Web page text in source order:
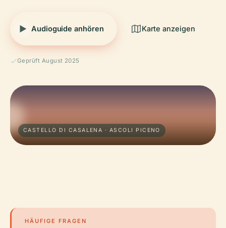
Audioguide anhören Karte anzeigen
Geprüft August 2025
CASTELLO DI CASALENA · ASCOLI PICENO
HÄUFIGE FRAGEN